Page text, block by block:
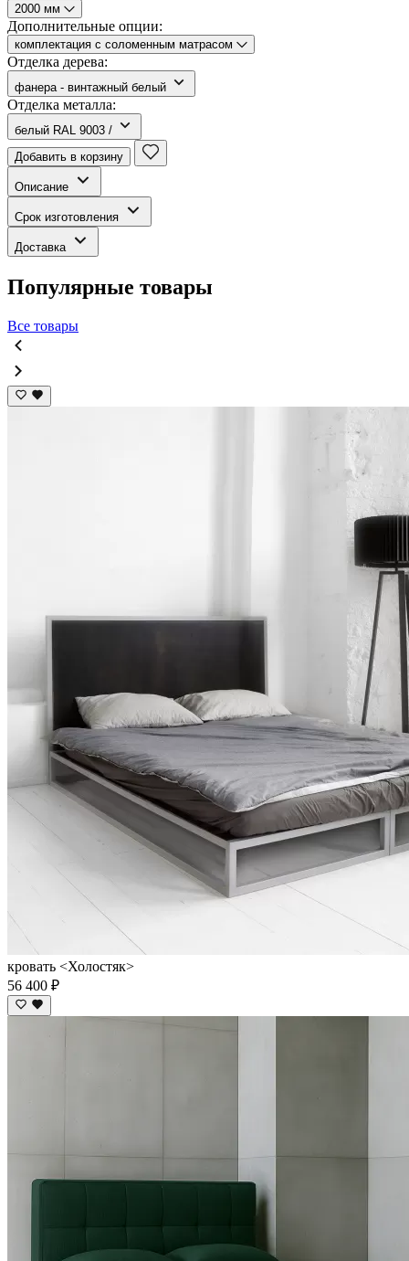
2000 мм
Дополнительные опции:
комплектация с соломенным матрасом
Отделка дерева:
фанера - винтажный белый
Отделка металла:
белый RAL 9003 /
Добавить в корзину
Описание
Срок изготовления
Доставка
Популярные товары
Все товары
кровать <Холостяк>
56 400 ₽